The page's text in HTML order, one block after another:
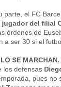
parte, el FC
del filial
órdenes de
ser 30 si el
SE MARCHAN.
los defensas
pues no